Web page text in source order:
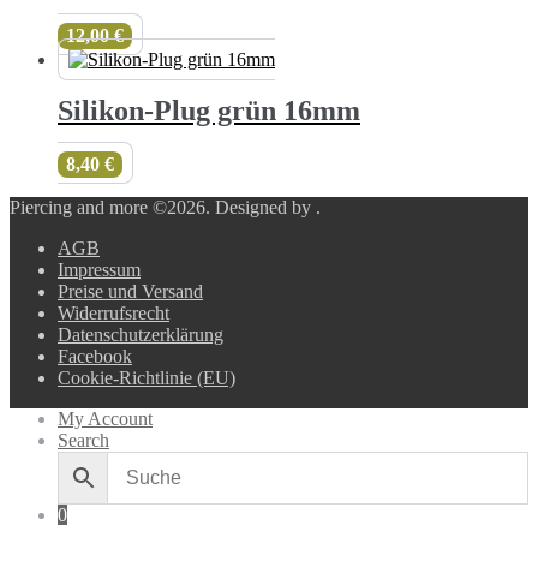
12,00€
Silikon-Plug grün 16mm
8,40 €
Piercing and more ©2026. Designed by .
AGB
Impressum
Preise und Versand
Widerrufsrecht
Datenschutzerklärung
Facebook
Cookie-Richtlinie (EU)
My Account
Search
0